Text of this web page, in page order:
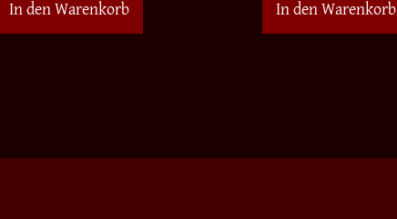
In den Warenkorb In den Warenkorb